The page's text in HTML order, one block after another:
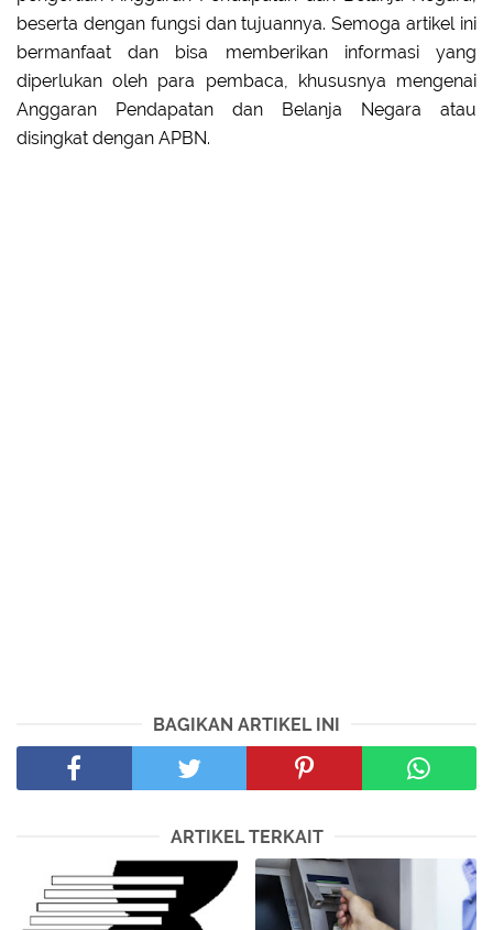
beserta dengan fungsi dan tujuannya. Semoga artikel ini
bermanfaat dan bisa memberikan informasi yang
diperlukan oleh para pembaca, khususnya mengenai
Anggaran Pendapatan dan Belanja Negara atau
disingkat dengan APBN.
BAGIKAN ARTIKEL INI
ARTIKEL TERKAIT